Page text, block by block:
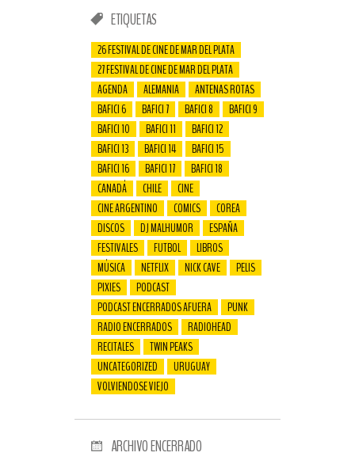
ETIQUETAS
26 FESTIVAL DE CINE DE MAR DEL PLATA
27 FESTIVAL DE CINE DE MAR DEL PLATA
AGENDA
ALEMANIA
ANTENAS ROTAS
BAFICI 6
BAFICI 7 BAFICI 8
BAFICI 9
BAFICI 10
BAFICI 11
BAFICI 12
BAFICI 13
BAFICI 14
BAFICI 15
BAFICI 16
BAFICI 17
BAFICI 18
CANADÁ
CHILE
CINE
CINE ARGENTINO
COMICS
COREA
DISCOS
DJ MALHUMOR
ESPAÑA
FESTIVALES
FUTBOL
LIBROS
MÚSICA
NETFLIX NICK CAVE
PELIS
PIXIES
PODCAST
PODCAST ENCERRADOS AFUERA
PUNK
RADIO ENCERRADOS
RADIOHEAD
RECITALES
TWIN PEAKS
UNCATEGORIZED
URUGUAY
VOLVIENDOSE VIEJO
ARCHIVO ENCERRADO